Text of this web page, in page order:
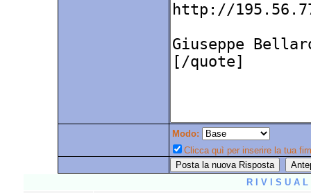
Modo:
Clicca quì per inserire la tua
R I V I S U A